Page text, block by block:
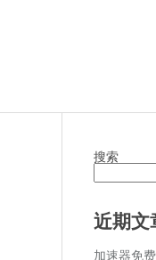
搜索
近期文
加速器免